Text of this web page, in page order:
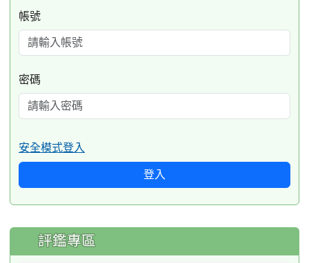
帳號
密碼
安全模式登入
登入
評鑑專區